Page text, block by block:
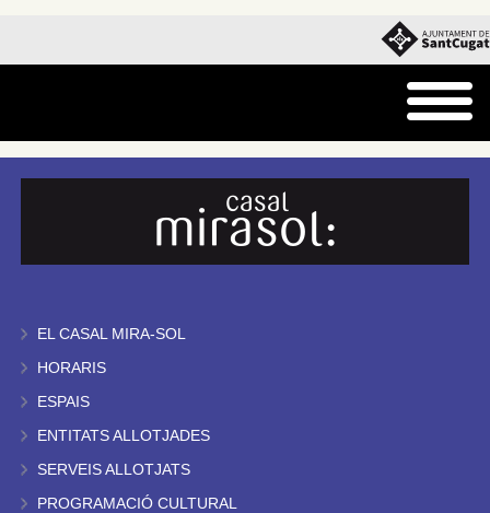
EL CASAL MIRA-SOL
HORARIS
ESPAIS
ENTITATS ALLOTJADES
SERVEIS ALLOTJATS
PROGRAMACIÓ CULTURAL